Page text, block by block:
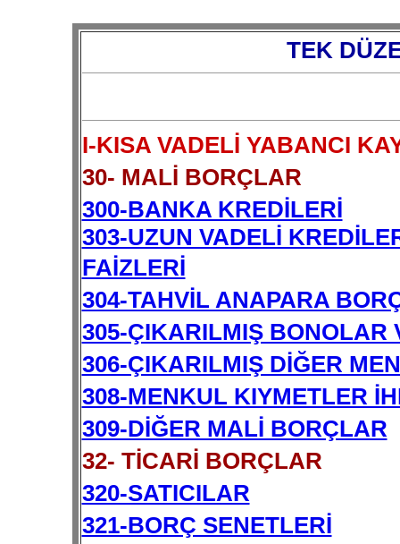
TEK
I-KISA VADELİ YABANCI
30- MALİ BORÇLAR
300-BANKA KREDİLERİ
303-UZUN VADELİ
FAİZLERİ
304-TAHVİL ANAPARA
305-ÇIKARILMIŞ BONOLAR
306-ÇIKARILMIŞ DİĞER
308-MENKUL KIYMETLER
309-DİĞER MALİ BORÇLAR
32- TİCARİ BORÇLAR
320-SATICILAR
321-BORÇ SENETLERİ